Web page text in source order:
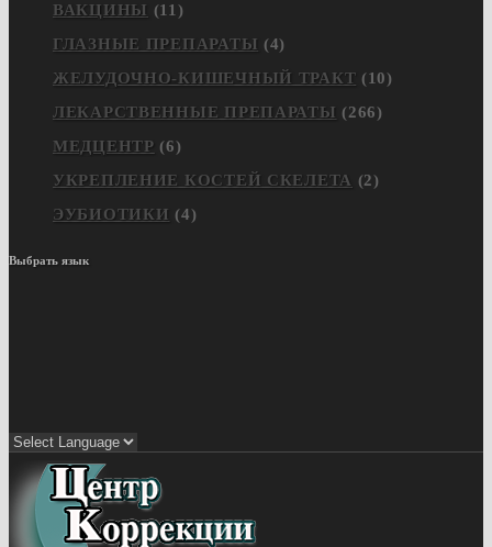
ВАКЦИНЫ (11)
ГЛАЗНЫЕ ПРЕПАРАТЫ (4)
ЖЕЛУДОЧНО-КИШЕЧНЫЙ ТРАКТ (10)
ЛЕКАРСТВЕННЫЕ ПРЕПАРАТЫ (266)
МЕДЦЕНТР (6)
УКРЕПЛЕНИЕ КОСТЕЙ СКЕЛЕТА (2)
ЭУБИОТИКИ (4)
Выбрать язык